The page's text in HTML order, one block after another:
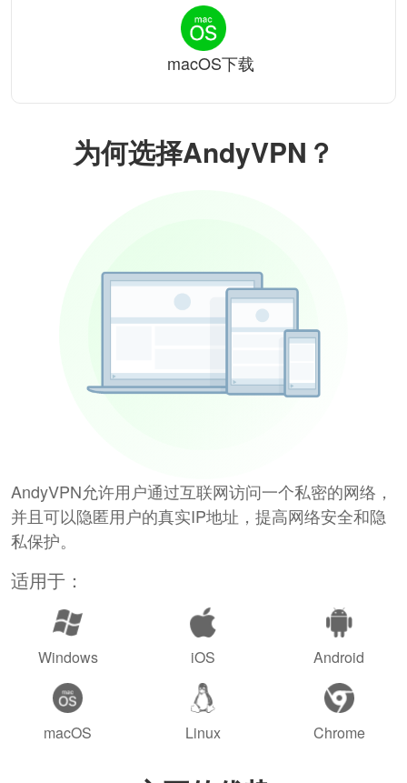
为何选择AndyVPN？
AndyVPN允许用户通过互联网访问一个私密的网络，
并且可以隐匿用户的真实IP地址，提高网络安全和隐
私保护。
适用于：
Windows iOS Android
macOS Linux Chrome
macOS下载